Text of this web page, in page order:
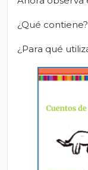
¿Qué contiene?
¿Para qué